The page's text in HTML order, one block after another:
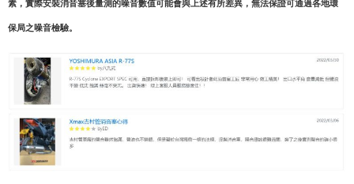
素，實際安裝消音塞後量測的噪音數值可能會與上述有所差異，無法保證可通過各地環
保局之噪音檢驗。